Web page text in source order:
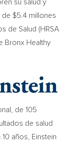
su salud y
de $5.4 millones
de Salud (HRSA
Bronx Healthy
de 105
de salud
años, Einstein